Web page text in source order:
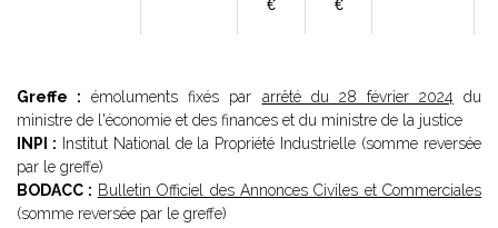
€
€
Greffe : émoluments fixés par arrêté du 28 février 2024 du
ministre de l'économie et des finances et du ministre de la justice
INPI : Institut National de la Propriété Industrielle (somme reversée
par le greffe)
BODACC : Bulletin Officiel des Annonces Civiles et Commerciales
(somme reversée par le greffe)